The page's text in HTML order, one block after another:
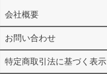
会社概要
お問い合わせ
特定商取引法に基づく表示